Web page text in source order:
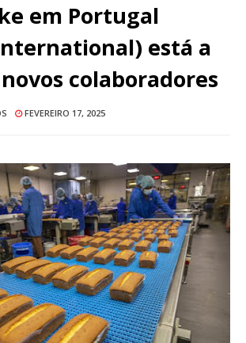
em Portugal
está a
colaboradores
FEVEREIRO 17, 2025